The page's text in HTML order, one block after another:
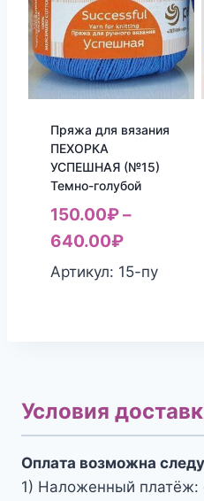
Пряжа для вязания
ПЕХОРКА
УСПЕШНАЯ (№15)
Темно-голубой
150.00₽–
640.00₽
Артикул: 15-пу
Условия
Оплата возможна
1) Наложенный платёж: